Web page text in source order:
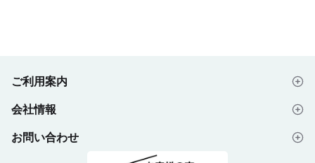
ご利用案内
はじめての方へ
ご注文の流れ
会社情報
会社概要
お問い合わせ